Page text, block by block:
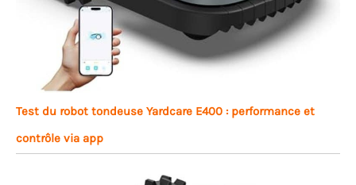
Test du robot tondeuse Yardcare E400 : performance et
contrôle via app